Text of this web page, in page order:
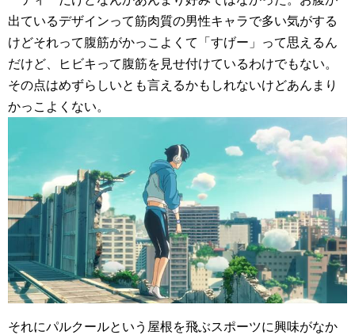
出ているデザインって筋肉質の男性キャラで多い気がする
けどそれって腹筋がかっこよくて「すげー」って思えるん
だけど、ヒビキって腹筋を見せ付けているわけでもない。
その点はめずらしいとも言えるかもしれないけどあんまり
かっこよくない。
それにパルクールという屋根を飛ぶスポーツに興味がなか